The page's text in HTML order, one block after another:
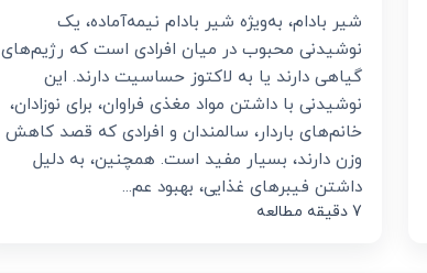
شیر بادام، به‌ویژه شیر بادام نیمه‌آماده، یک
نوشیدنی محبوب در میان افرادی است که رژیم‌های
گیاهی دارند یا به لاکتوز حساسیت دارند. این
نوشیدنی با داشتن مواد مغذی فراوان، برای نوزادان،
خانم‌های باردار، سالمندان و افرادی که قصد کاهش
وزن دارند، بسیار مفید است. همچنین، به دلیل
داشتن فیبرهای غذایی، بهبود عم...
7 دقیقه مطالعه